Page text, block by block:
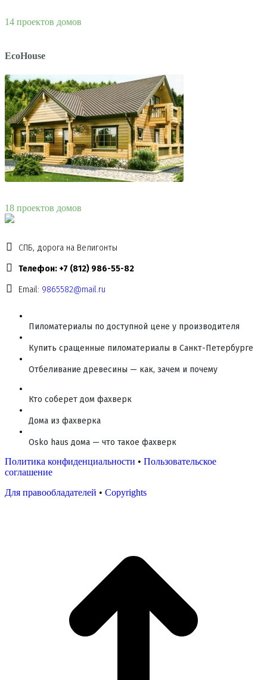
14 проектов домов
EcoHouse
18 проектов домов
СПБ, дорога на Велигонты
Телефон: +7 (812) 986-55-82
Email: 9865582@mail.ru
Пиломатериалы по доступной цене у производителя
Купить сращенные пиломатериалы в Санкт-Петербурге
Отбеливание древесины — как, зачем и почему
Кто соберет дом фахверк
Дома из фахверка
Osko haus дома — что такое фахверк
Политика конфиденциальности • Пользовательское
соглашение
Для правообладателей • Copyrights